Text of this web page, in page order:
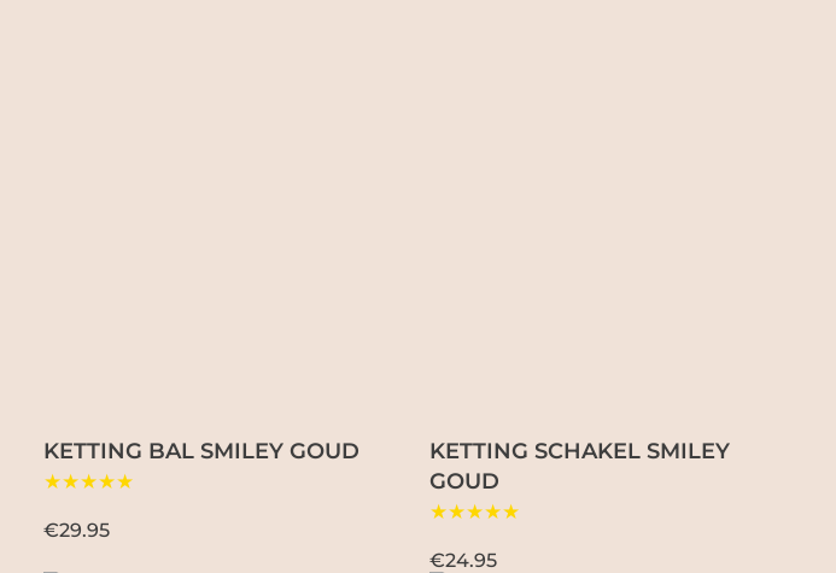
KETTING BAL SMILEY GOUD
★★★★★
€29.95
KETTING SCHAKEL SMILEY
GOUD
★★★★★
€24.95